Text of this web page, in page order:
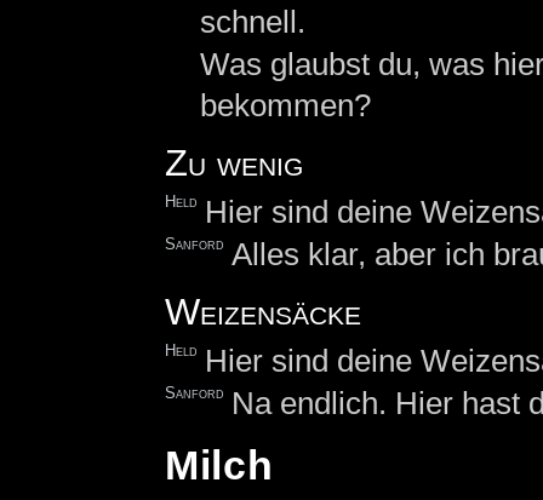
schnell.
Was glaubst du, was
bekommen?
Zu wenig
Held Hier sind deine
Sanford Alles klar, aber ich
Weizensäcke
Held Hier sind deine
Sanford Na endlich. Hier hast
Milch